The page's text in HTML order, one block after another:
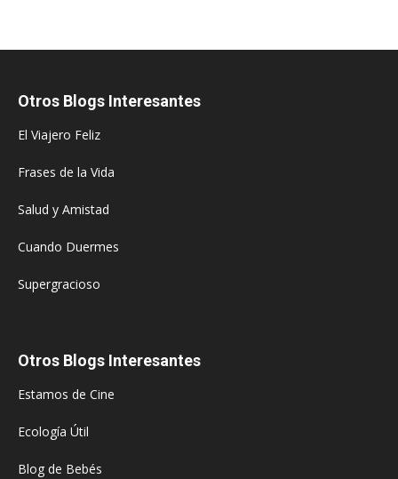
Otros Blogs Interesantes
El Viajero Feliz
Frases de la Vida
Salud y Amistad
Cuando Duermes
Supergracioso
Otros Blogs Interesantes
Estamos de Cine
Ecología Útil
Blog de Bebés